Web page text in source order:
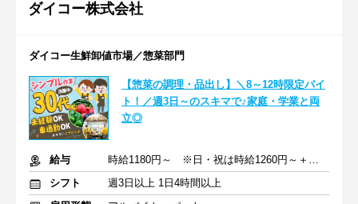
ダイコー株式会社
ダイコー生鮮卸値市場／惣菜部門
【惣菜の調理・品出し】＼8～12時限定バイ
ト！／週3日～のスキマで♪家庭・学業と両
立◎
給与
時給1180円～ ※日・祝は時給1260円～＋交通費一部支給
シフト
週3日以上 1日4時間以上